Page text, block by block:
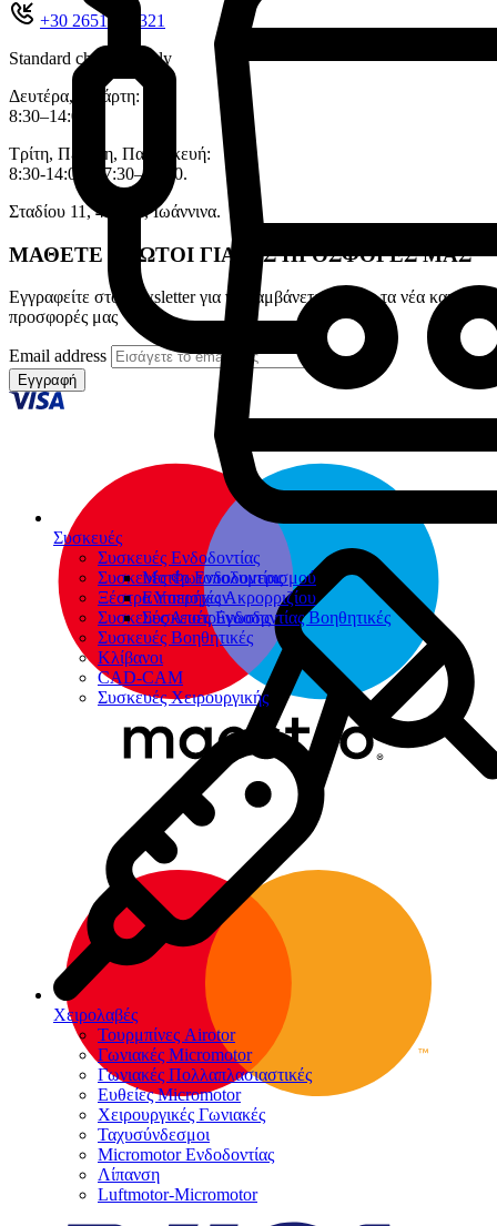
Συσκευές
Συσκευές Ενδοδοντίας
Μοτέρ Ενδοδοντίας
Εντοπιστές Ακρορριζίου
Συσκευές Ενδοδοντίας Βοηθητικές
Συσκευές Φωτοπολυμερισμού
Ξέστρα Υπερήχων
Συσκευές Αποτρύγωσης
Συσκευές Βοηθητικές
Κλίβανοι
CAD-CAM
Συσκευές Χειρουργικής
Χειρολαβές
Τουρμπίνες Airotor
Γωνιακές Micromotor
Γωνιακές Πολλαπλασιαστικές
Ευθείες Micromotor
Χειρουργικές Γωνιακές
Ταχυσύνδεσμοι
Micromotor Ενδοδοντίας
Λίπανση
Luftmotor-Micromotor
+30 26510 71321
Standard charges apply
Δευτέρα, Τετάρτη:
8:30–14:00.
Τρίτη, Πέμπτη, Παρασκευή:
8:30-14:00, 17:30–20:30.
Σταδίου 11, 45333 , Ιωάννινα.
ΜΑΘΕΤΕ ΠΡΩΤΟΙ ΓΙΑ ΤΙΣ ΠΡΟΣΦΟΡΕΣ ΜΑΣ
Εγγραφείτε στο newsletter για να λαμβάνετε πρώτοι τα νέα και τις
προσφορές μας
Email address
Εγγραφή